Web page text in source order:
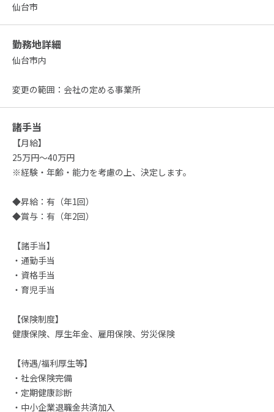
仙台市
勤務地詳細
仙台市内
変更の範囲：会社の定める事業所
諸手当
【月給】
25万円～40万円
※経験・年齢・能力を考慮の上、決定します。
◆昇給：有（年1回）
◆賞与：有（年2回）
【諸手当】
・通勤手当
・資格手当
・育児手当
【保険制度】
健康保険、厚生年金、雇用保険、労災保険
【待遇/福利厚生等】
・社会保険完備
・定期健康診断
・中小企業退職金共済加入